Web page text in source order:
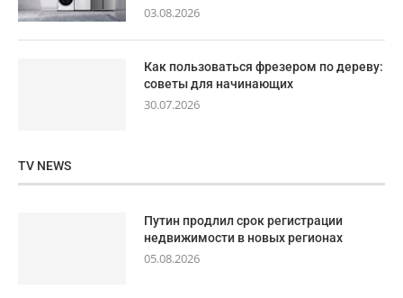
03.08.2026
Как пользоваться фрезером по дереву:
советы для начинающих
30.07.2026
TV NEWS
Путин продлил срок регистрации
недвижимости в новых регионах
05.08.2026